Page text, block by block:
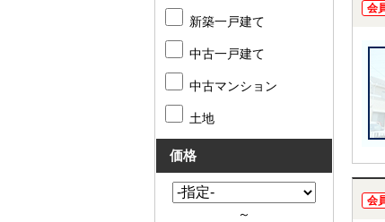
会
会
新築一戸建て
中古一戸建て
中古マンション
土地
価格
～